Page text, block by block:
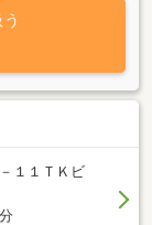
きない」「活用
１１ＴＫビ